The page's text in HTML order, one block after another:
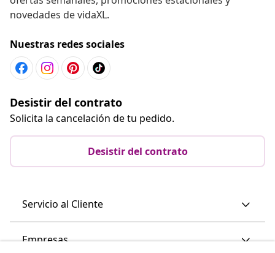
novedades de vidaXL.
Nuestras redes sociales
Desistir del contrato
Solicita la cancelación de tu pedido.
Desistir del contrato
Servicio al Cliente
Empresas